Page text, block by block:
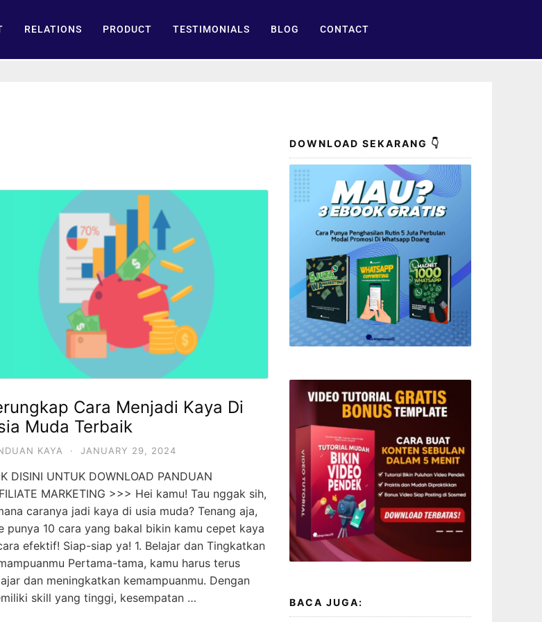
RELATIONS PRODUCT TESTIMONIALS BLOG CONTACT
Cara Menjadi Kaya Di
Muda Terbaik
KAYA · JANUARY 29, 2024
DISINI UNTUK DOWNLOAD PANDUAN
MARKETING >>> Hei kamu! Tau nggak sih,
caranya jadi kaya di usia muda? Tenang aja,
punya 10 cara yang bakal bikin kamu cepet kaya
efektif! Siap-siap ya! 1. Belajar dan Tingkatkan
Pertama-tama, kamu harus terus
dan meningkatkan kemampuanmu. Dengan
skill yang tinggi, kesempatan …
DOWNLOAD SEKARANG 👇
BACA JUGA: